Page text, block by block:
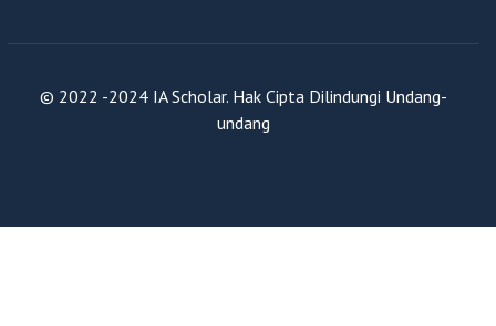
© 2022 -2024 IA Scholar. Hak Cipta Dilindungi Undang-
undang